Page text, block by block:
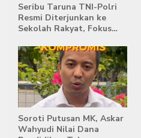
Seribu Taruna TNI-Polri
Resmi Diterjunkan ke
Sekolah Rakyat, Fokus
Kemandirian Siswa
Soroti Putusan MK, Askar
Wahyudi Nilai Dana